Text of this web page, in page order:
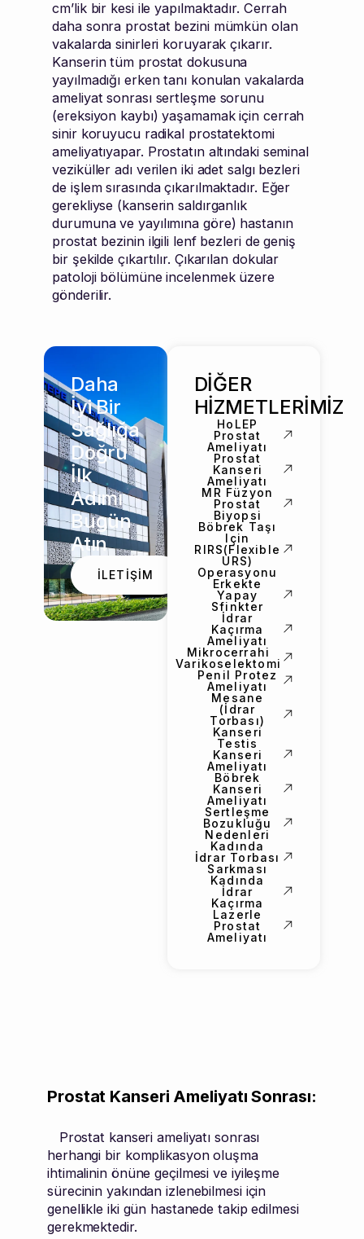
cm’lik bir kesi ile yapılmaktadır. Cerrah
daha sonra prostat bezini mümkün olan
vakalarda sinirleri koruyarak çıkarır.
Kanserin tüm prostat dokusuna
yayılmadığı erken tanı konulan vakalarda
ameliyat sonrası sertleşme sorunu
(ereksiyon kaybı) yaşamamak için cerrah
sinir koruyucu radikal prostatektomi
ameliyatıyapar. Prostatın altındaki seminal
veziküller adı verilen iki adet salgı bezleri
de işlem sırasında çıkarılmaktadır. Eğer
gerekliyse (kanserin saldırganlık
durumuna ve yayılımına göre) hastanın
prostat bezinin ilgili lenf bezleri de geniş
bir şekilde çıkartılır. Çıkarılan dokular
patoloji bölümüne incelenmek üzere
gönderilir.
Daha
İyi Bir
Sağlığa
Doğru
İlk
Adımı
Bugün
Atın
İLETİŞİM
DİĞER
HİZMETLERİMİZ
HoLEP
Prostat
Ameliyatı
Prostat
Kanseri
Ameliyatı
MR Füzyon
Prostat
Biyopsi
Böbrek Taşı
Için
RIRS(Flexible
URS)
Operasyonu
Erkekte
Yapay
Sfinkter
İdrar
Kaçırma
Ameliyatı
Mikrocerrahi
Varikoselektomi
Penil Protez
Ameliyatı
Mesane
(İdrar
Torbası)
Kanseri
Testis
Kanseri
Ameliyatı
Böbrek
Kanseri
Ameliyatı
Sertleşme
Bozukluğu
Nedenleri
Kadında
İdrar Torbası
Sarkması
Kadında
İdrar
Kaçırma
Lazerle
Prostat
Ameliyatı
Prostat Kanseri Ameliyatı Sonrası:
Prostat kanseri ameliyatı sonrası
herhangi bir komplikasyon oluşma
ihtimalinin önüne geçilmesi ve iyileşme
sürecinin yakından izlenebilmesi için
genellikle iki gün hastanede takip edilmesi
gerekmektedir.